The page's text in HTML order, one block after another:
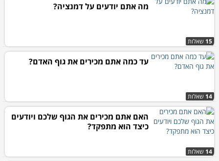
15 שאלות
מה אתם יודעים על דמנציה?
14 שאלות
עד כמה אתם מכירים את גוף האדם?
14 שאלות
האם אתם מכירים את הגוף שלכם ויודעים
כיצד הוא מתפקד?